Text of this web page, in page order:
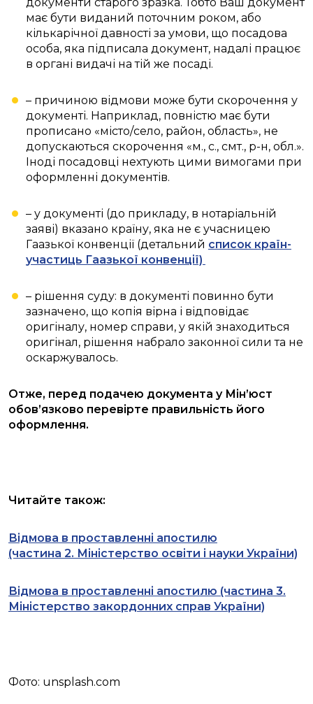
документи старого зразка. Тобто Ваш документ
має бути виданий поточним роком, або
кількарічної давності за умови, що посадова
особа, яка підписала документ, надалі працює
в органі видачі на тій же посаді.
– причиною відмови може бути скорочення у
документі. Наприклад, повністю має бути
прописано «місто/село, район, область», не
допускаються скорочення «м., с., смт., р-н, обл.».
Іноді посадовці нехтують цими вимогами при
оформленні документів.
– у документі (до прикладу, в нотаріальній
заяві) вказано країну, яка не є учасницею
Гаазької конвенції (детальний список країн-
участиць Гаазької конвенції)
– рішення суду: в документі повинно бути
зазначено, що копія вірна і відповідає
оригіналу, номер справи, у якій знаходиться
оригінал, рішення набрало законної сили та не
оскаржувалось.
Отже, перед подачею документа у Мін’юст
обов’язково перевірте правильність його
оформлення.
Читайте також:
Відмова в проставленні апостилю
(частина 2. Міністерство освіти і науки України)
Відмова в проставленні апостилю (частина 3.
Міністерство закордонних справ України)
Фото: unsplash.com